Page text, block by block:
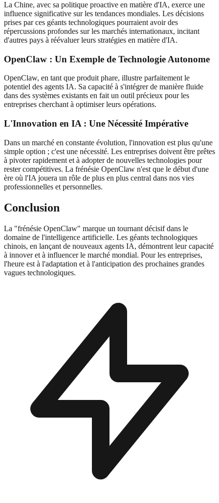
La Chine, avec sa politique proactive en matière d'IA, exerce une
influence significative sur les tendances mondiales. Les décisions
prises par ces géants technologiques pourraient avoir des
répercussions profondes sur les marchés internationaux, incitant
d'autres pays à réévaluer leurs stratégies en matière d'IA.
OpenClaw : Un Exemple de Technologie Autonome
OpenClaw, en tant que produit phare, illustre parfaitement le
potentiel des agents IA. Sa capacité à s'intégrer de manière fluide
dans des systèmes existants en fait un outil précieux pour les
entreprises cherchant à optimiser leurs opérations.
L'Innovation en IA : Une Nécessité Impérative
Dans un marché en constante évolution, l'innovation est plus qu'une
simple option ; c'est une nécessité. Les entreprises doivent être prêtes
à pivoter rapidement et à adopter de nouvelles technologies pour
rester compétitives. La frénésie OpenClaw n'est que le début d'une
ère où l'IA jouera un rôle de plus en plus central dans nos vies
professionnelles et personnelles.
Conclusion
La "frénésie OpenClaw" marque un tournant décisif dans le
domaine de l'intelligence artificielle. Les géants technologiques
chinois, en lançant de nouveaux agents IA, démontrent leur capacité
à innover et à influencer le marché mondial. Pour les entreprises,
l'heure est à l'adaptation et à l'anticipation des prochaines grandes
vagues technologiques.